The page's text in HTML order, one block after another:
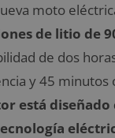
moto
de litio de
de dos
y 45 minutos
está